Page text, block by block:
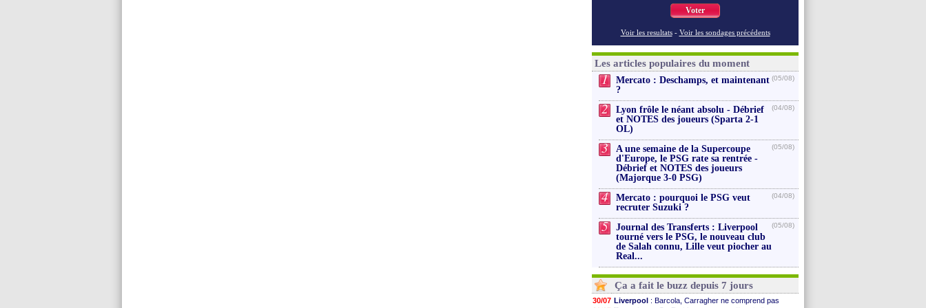
Voter
Voir les resultats - Voir les sondages précédents
Les articles populaires du moment
1
Mercato : Deschamps, et maintenant
?
(05/08)
2
Lyon frôle le néant absolu - Débrief
et NOTES des joueurs (Sparta 2-1
OL)
(04/08)
3
A une semaine de la Supercoupe
d'Europe, le PSG rate sa rentrée -
Débrief et NOTES des joueurs
(Majorque 3-0 PSG)
(05/08)
4
Mercato : pourquoi le PSG veut
recruter Suzuki ?
(04/08)
5
Journal des Transferts : Liverpool
tourné vers le PSG, le nouveau club
de Salah connu, Lille veut piocher au
Real...
(05/08)
Ça a fait le buzz depuis 7 jours
30/07 Liverpool : Barcola, Carragher ne comprend pas